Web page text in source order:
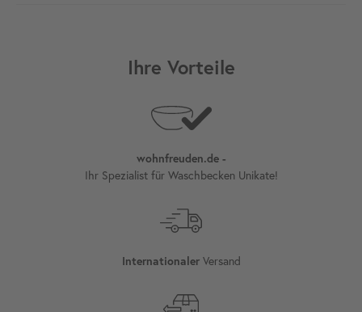
Ihre Vorteile
wohnfreuden.de -
Ihr Spezialist für Waschbecken Unikate!
InternationalerVersand